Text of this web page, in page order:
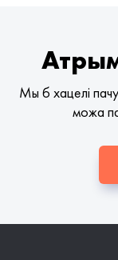
Мы б хацелі
можа